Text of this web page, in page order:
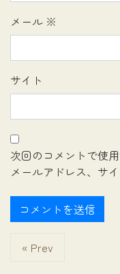
メール ※
サイト
次回のコメントで使
メールアドレス、サ
« Prev